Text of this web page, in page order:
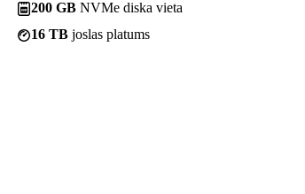
200 GB NVMe diska vieta
16 TB joslas platums